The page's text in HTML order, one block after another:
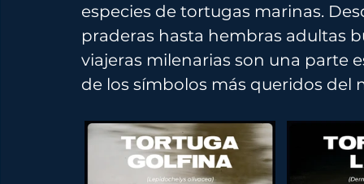
especies de tortugas marinas.
praderas hasta hembras adultas
viajeras milenarias son una parte
de los símbolos más queridos del